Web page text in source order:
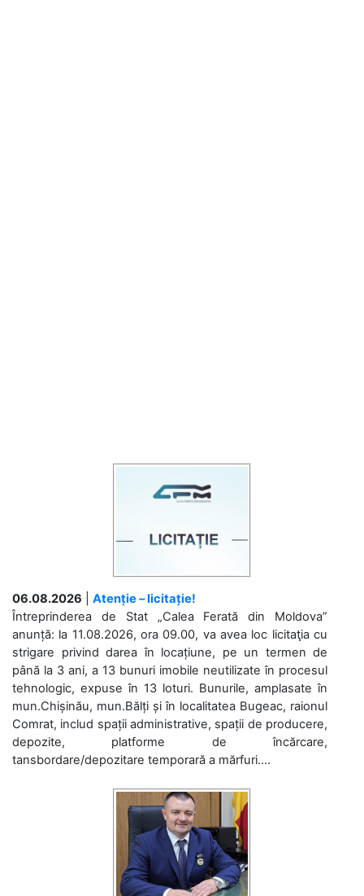
06.08.2026
Atenție – licitație!
Întreprinderea de Stat „Calea Ferată din Moldova”
anunță: la 11.08.2026, ora 09.00, va avea loc licitaţia cu
strigare privind darea în locațiune, pe un termen de
până la 3 ani, a 13 bunuri imobile neutilizate în procesul
tehnologic, expuse în 13 loturi. Bunurile, amplasate în
mun.Chișinău, mun.Bălți și în localitatea Bugeac, raionul
Comrat, includ spații administrative, spații de producere,
depozite, platforme de încărcare,
tansbordare/depozitare temporară a mărfuri....